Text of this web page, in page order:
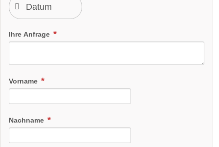
Ihre Anfrage
Vorname
Nachname